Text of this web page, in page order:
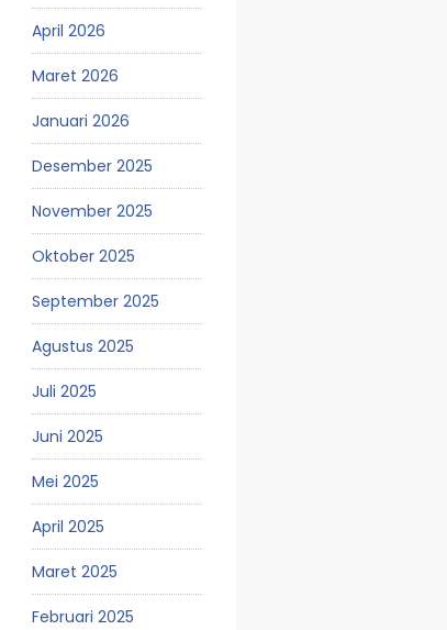
April 2026
Maret 2026
Januari 2026
Desember 2025
November 2025
Oktober 2025
September 2025
Agustus 2025
Juli 2025
Juni 2025
Mei 2025
April 2025
Maret 2025
Februari 2025